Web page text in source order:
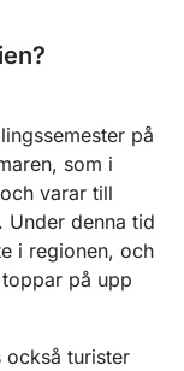
på
som i
varar till
Under denna tid
i regionen, och
på upp
också turister